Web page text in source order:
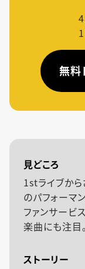
無料
見どころ
1stライブか
のパフォーマ
ファンサービ
楽曲にも注目。
ストーリー